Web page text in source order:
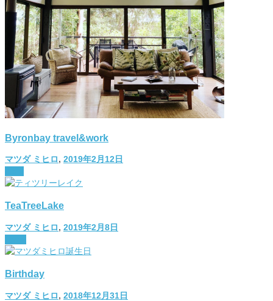
Byronbay travel&work
マツダ ミヒロ, 2019年2月12日
TeaTreeLake
マツダ ミヒロ, 2019年2月8日
Birthday
マツダ ミヒロ, 2018年12月31日